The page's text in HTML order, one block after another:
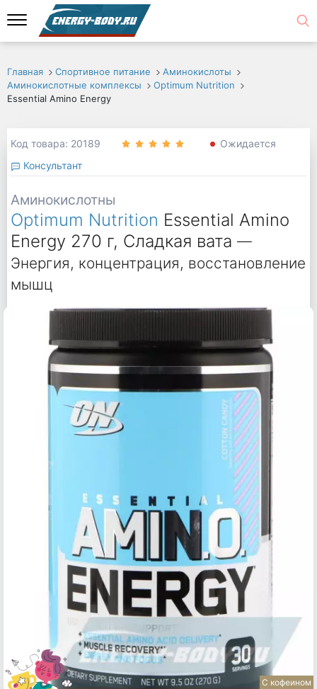
Главная Спортивное питание
Аминокислоты
Аминокислотные комплексы
Optimum Nutrition
Essential Amino Energy
Код товара: 20189
Ожидается
Консультант
Аминокислотны
Optimum Nutrition Essential Amino
Energy 270 г, Сладкая вата —
Энергия, концентрация, восстановление
мышц
С кофеином